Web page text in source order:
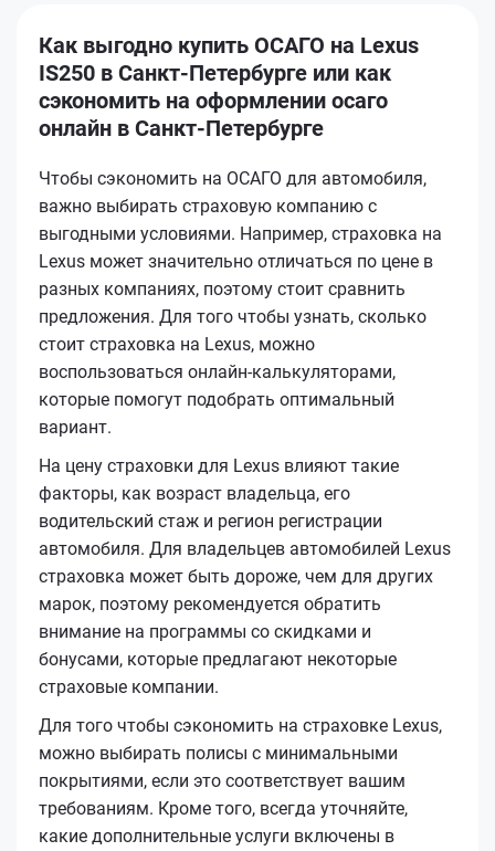
Как выгодно купить ОСАГО на Lexus
IS250 в Санкт-Петербурге или как
сэкономить на оформлении осаго
онлайн в Санкт-Петербурге
Чтобы сэкономить на ОСАГО для автомобиля,
важно выбирать страховую компанию с
выгодными условиями. Например, страховка на
Lexus может значительно отличаться по цене в
разных компаниях, поэтому стоит сравнить
предложения. Для того чтобы узнать, сколько
стоит страховка на Lexus, можно
воспользоваться онлайн-калькуляторами,
которые помогут подобрать оптимальный
вариант.
На цену страховки для Lexus влияют такие
факторы, как возраст владельца, его
водительский стаж и регион регистрации
автомобиля. Для владельцев автомобилей Lexus
страховка может быть дороже, чем для других
марок, поэтому рекомендуется обратить
внимание на программы со скидками и
бонусами, которые предлагают некоторые
страховые компании.
Для того чтобы сэкономить на страховке Lexus,
можно выбирать полисы с минимальными
покрытиями, если это соответствует вашим
требованиям. Кроме того, всегда уточняйте,
какие дополнительные услуги включены в